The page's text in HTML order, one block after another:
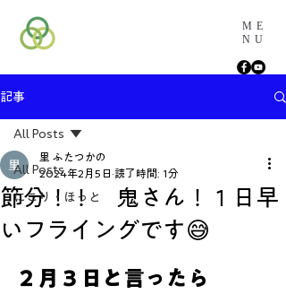
ME
NU
記事
All Posts
にこり・ほっと
All Posts
節分！！ 鬼さん！１日早
いフライングです😅
里 ふたつかの
2024年2月5日 読了時間: 1分
２月３日と言ったら